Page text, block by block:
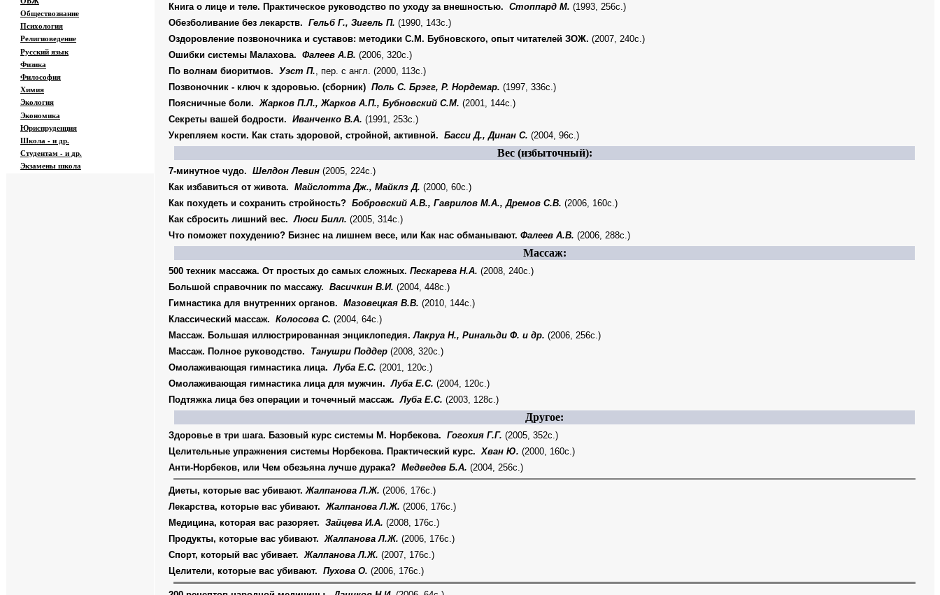
Книга о лице и теле. Практическое руководство по уходу за внешностью. Стоппард М. (1993, 256с.)
Обезболивание без лекарств. Гельб Г., Зигель П. (1990, 143с.)
Оздоровление позвоночника и суставов: методики С.М. Бубновского, опыт читателей ЗОЖ. (2007, 240с.)
Ошибки системы Малахова. Фалеев А.В. (2006, 320с.)
По волнам биоритмов. Уэст П., пер. с англ. (2000, 113с.)
Позвоночник - ключ к здоровью. (сборник) Поль С. Брэгг, Р. Нордемар. (1997, 336с.)
Поясничные боли.Жарков П.Л., Жарков А.П., Бубновский С.М. (2001, 144с.)
Секреты вашей бодрости. Иванченко В.А. (1991, 253с.)
Укрепляем кости. Как стать здоровой, стройной, активной. Басси Д., Динан С. (2004, 96с.)
Вес (избыточный):
7-минутное чудо. Шелдон Левин (2005, 224с.)
Как избавиться от живота. Майслотта Дж., Майклз Д. (2000, 60с.)
Как похудеть и сохранить стройность? Бобровский А.В., Гаврилов М.А., Дремов С.В. (2006, 160с.)
Как сбросить лишний вес.Люси Билл. (2005, 314с.)
Что поможет похудению? Бизнес на лишнем весе, или Как нас обманывают. Фалеев А.В. (2006, 288с.)
Массаж:
500 техник массажа. От простых до самых сложных. Пескарева Н.А. (2008, 240с.)
Большой справочник по массажу. Васичкин В.И. (2004, 448с.)
Гимнастика для внутренних органов. Мазовецкая В.В. (2010, 144с.)
Классический массаж. Колосова С. (2004, 64с.)
Массаж. Большая иллюстрированная энциклопедия.Лакруа Н., Ринальди Ф. и др. (2006, 256с.)
Массаж. Полное руководство.
Танушри Поддер (2008, 320с.)
Омолаживающая гимнастика лица. Луба Е.С. (2001, 120с.)
Омолаживающая гимнастика лица для мужчин.Луба Е.С. (2004, 120с.)
Подтяжка лица без операции и точечный массаж.Луба Е.С. (2003, 128с.)
Другое:
Здоровье в три шага. Базовый курс системы М. Норбекова. Гогохия Г.Г. (2005, 352с.)
Целительные упражнения системы Норбекова. Практический курс.Хван Ю. (2000, 160с.)
Анти-Норбеков, или Чем обезьяна лучше дурака? Медведев Б.А. (2004, 256с.)
Диеты, которые вас убивают.Жалпанова Л.Ж. (2006, 176с.)
Лекарства, которые вас убивают.Жалпанова Л.Ж. (2006, 176с.)
Медицина, которая вас разоряет. Зайцева И.А. (2008, 176с.)
Продукты, которые вас убивают.Жалпанова Л.Ж. (2006, 176с.)
Спорт, который вас убивает.Жалпанова Л.Ж. (2007, 176с.)
Целители, которые вас убивают. Пухова О. (2006, 176с.)
Обществознание
Психология
Религиоведение
Русский язык
Физика
Философия
Химия
Экология
Экономика
Юриспруденция
Школа - и др.
Студентам - и др.
Экзаменышкола